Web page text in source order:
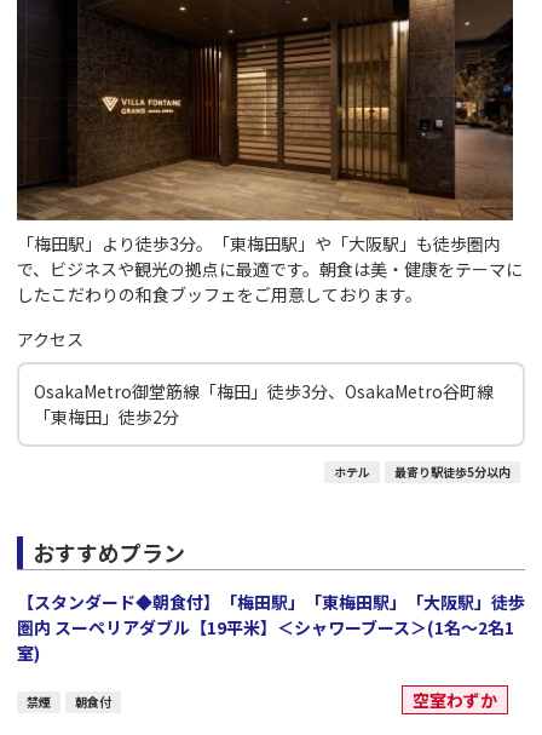
「梅田駅」より徒歩3分。「東梅田駅」や「大阪駅」も徒歩圏内
で、ビジネスや観光の拠点に最適です。朝食は美・健康をテーマに
したこだわりの和食ブッフェをご用意しております。
アクセス
OsakaMetro御堂筋線「梅田」徒歩3分、OsakaMetro谷町線
「東梅田」徒歩2分
ホテル 最寄り駅徒歩5分以内
おすすめプラン
【スタンダード◆朝食付】「梅田駅」「東梅田駅」「大阪駅」徒歩
圏内 スーペリアダブル【19平米】＜シャワーブース＞(1名～2名1
室)
禁煙 朝食付 空室わずか